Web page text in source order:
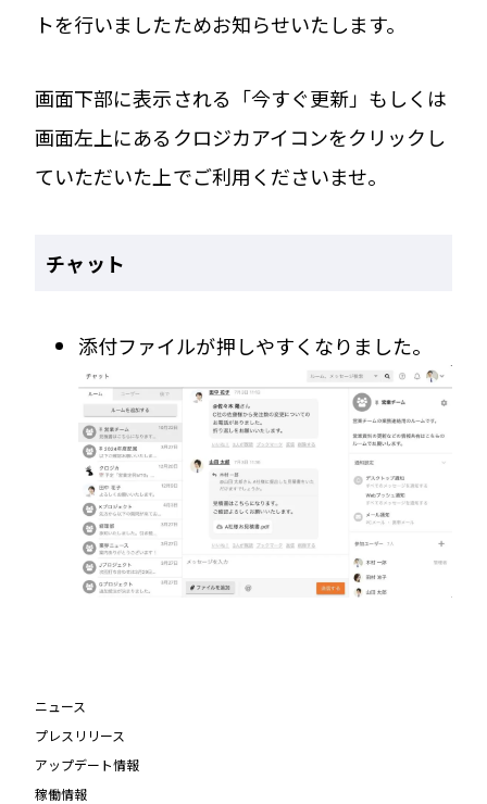
トを行いましたためお知らせいたします。
画面下部に表示される「今すぐ更新」もしくは
画面左上にあるクロジカアイコンをクリックし
ていただいた上でご利用くださいませ。
チャット
添付ファイルが押しやすくなりました。
ニュース
プレスリリース
アップデート情報
稼働情報